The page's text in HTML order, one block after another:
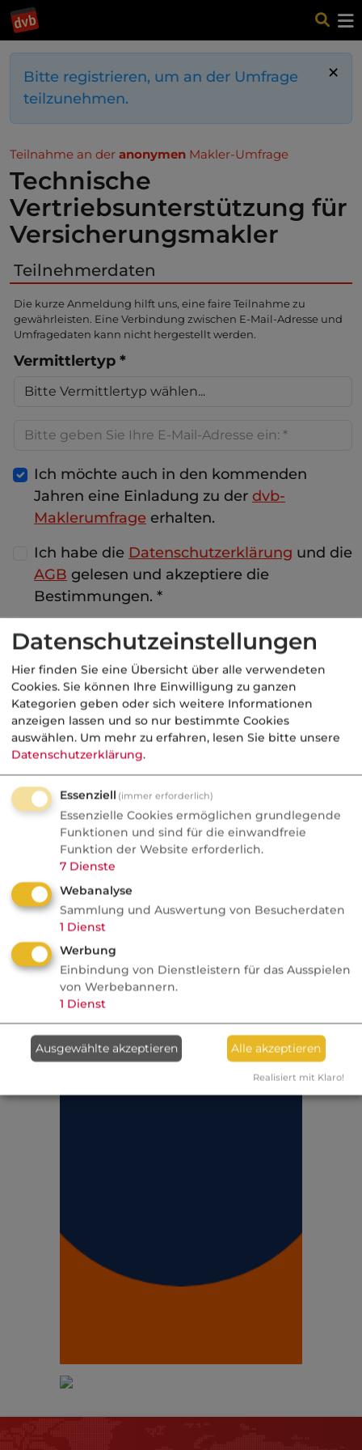
×
Bitte registrieren, um an der Umfrage
teilzunehmen.
Teilnahme an der anonymen Makler-Umfrage
Technische
Vertriebsunterstützung für
Versicherungsmakler
Teilnehmerdaten
Die kurze Anmeldung hilft uns, eine faire Teilnahme zu
gewährleisten. Eine Verbindung zwischen E-Mail-Adresse und
Umfragedaten kann nicht hergestellt werden.
Vermittlertyp *
Ich möchte auch in den kommenden
Jahren eine Einladung zu der dvb-
Maklerumfrage erhalten.
Ich habe die Datenschutzerklärung und die
AGB gelesen und akzeptiere die
Bestimmungen. *
Link zur Umfrage anfordern
Der kompakte Überblick
dvb-Pressespiegel VERSICHERUNGEN
(Beispiel) kostenlosabonnieren
dvb-Pressespiegel WIRTSCHAFT &
FINANZEN(Beispiel) kostenlos
* Bitte alle mit Sternchen gekennzeichneten Felder
ausfüllen.
Datenschutzeinstellungen
Hier finden Sie eine Übersicht über alle verwendeten
Cookies. Sie können Ihre Einwilligung zu ganzen
Kategorien geben oder sich weitere Informationen
anzeigen lassen und so nur bestimmte Cookies
auswählen. Um mehr zu erfahren, lesen Sie bitte unsere
Datenschutzerklärung.
Essenziell (immer erforderlich)
Essenzielle Cookies ermöglichen grundlegende
Funktionen und sind für die einwandfreie
Funktion der Website erforderlich.
7 Dienste
Webanalyse
Sammlung und Auswertung von Besucherdaten
1 Dienst
Werbung
Einbindung von Dienstleistern für das Ausspielen
von Werbebannern.
1 Dienst
Ausgewählte akzeptieren Alle akzeptieren
Realisiert mit Klaro!